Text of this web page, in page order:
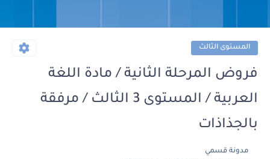
المستوى الثالث
فروض المرحلة الثانية / مادة اللغة
العربية / المستوى 3 الثالث / مرفقة
بالجذاذات
مدونة قسمي